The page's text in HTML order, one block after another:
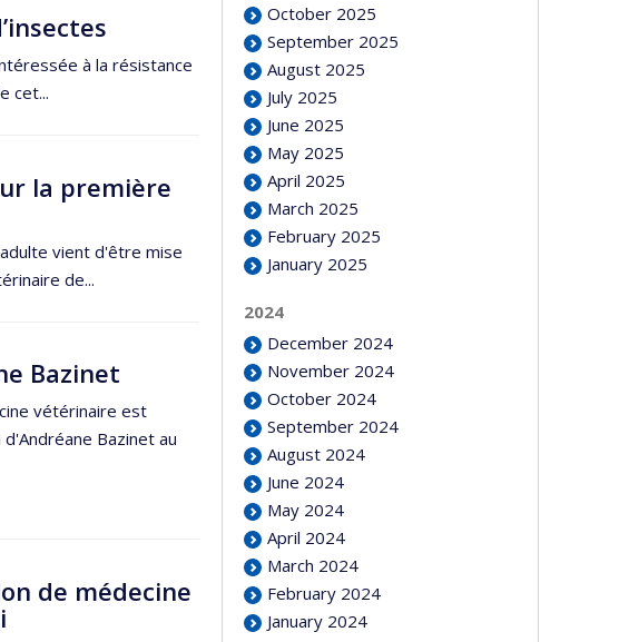
à la résistance
cet...
la première
vient d'être mise
de...
Bazinet
vétérinaire est
Bazinet au
de médecine
October 2025
September 2025
August 2025
July 2025
June 2025
May 2025
April 2025
March 2025
February 2025
January 2025
2024
December 2024
November 2024
October 2024
September 2024
August 2024
June 2024
May 2024
April 2024
March 2024
February 2024
January 2024